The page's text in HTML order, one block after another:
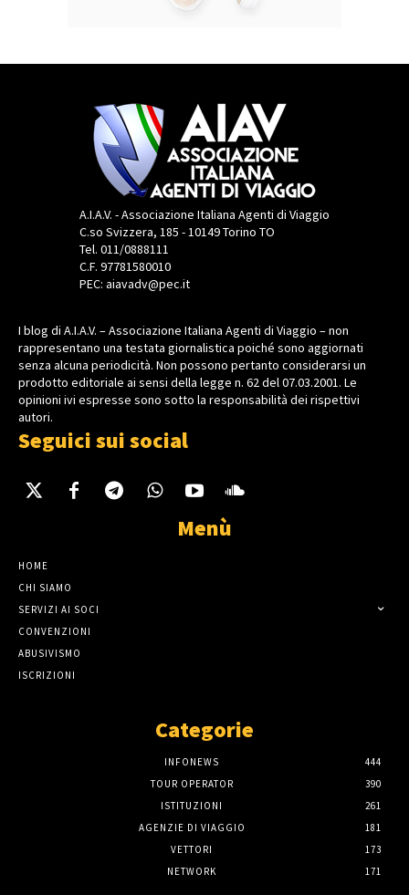
A.I.A.V. - Associazione Italiana Agenti di Viaggio
C.so Svizzera, 185 - 10149 Torino TO
Tel. 011/0888111
C.F. 97781580010
PEC: aiavadv@pec.it
I blog di A.I.A.V. – Associazione Italiana Agenti di Viaggio – non
rappresentano una testata giornalistica poiché sono aggiornati
senza alcuna periodicità. Non possono pertanto considerarsi un
prodotto editoriale ai sensi della legge n. 62 del 07.03.2001. Le
opinioni ivi espresse sono sotto la responsabilità dei rispettivi
autori.
Seguici sui social
Menù
HOME
CHI SIAMO
SERVIZI AI SOCI
CONVENZIONI
ABUSIVISMO
ISCRIZIONI
Categorie
INFONEWS
444
TOUR OPERATOR
390
ISTITUZIONI
261
AGENZIE DI VIAGGIO
181
VETTORI
173
NETWORK
171